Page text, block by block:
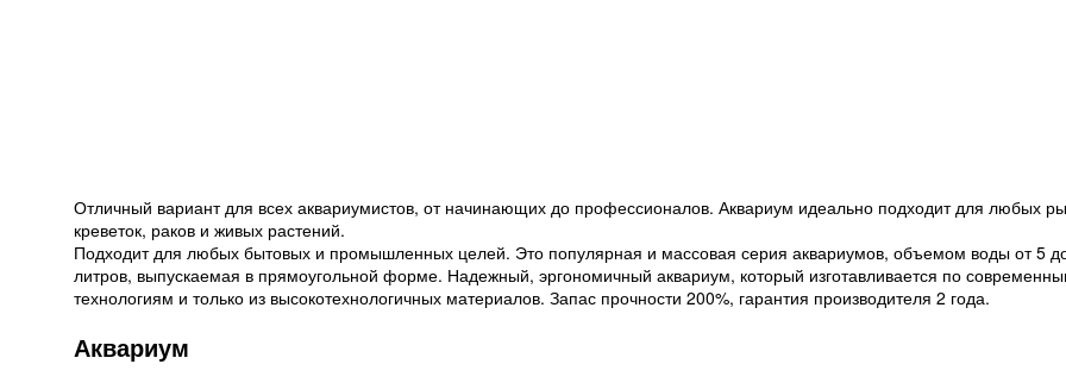
Отличный вариант для всех аквариумистов, от начинающих до профессионалов. Аквариум идеально подходит для любых
креветок, раков и живых растений.
Подходит для любых бытовых и промышленных целей. Это популярная и массовая серия аквариумов, объемом воды от 5
литров, выпускаемая в прямоугольной форме. Надежный, эргономичный аквариум, который изготавливается по
технологиям и только из высокотехнологичных материалов. Запас прочности 200%, гарантия производителя 2 года.
Аквариум